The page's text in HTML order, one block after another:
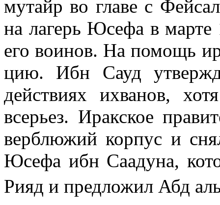
мутайр во главе с
на лагерь Юсефа в марте
его воинов. На помощь
цию. Ибн Сауд
действиях ихванов,
всерьез. Иракское
верблюжий корпус и
Юсефа ибн Саадуна,
Рияд и предложил Абд